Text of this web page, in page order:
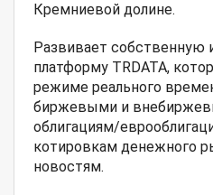
Кремниевой долине.
Развивает
платформу TRDATA,
режиме реального
биржевыми и
облигациям/
котировкам денежного
новостям.